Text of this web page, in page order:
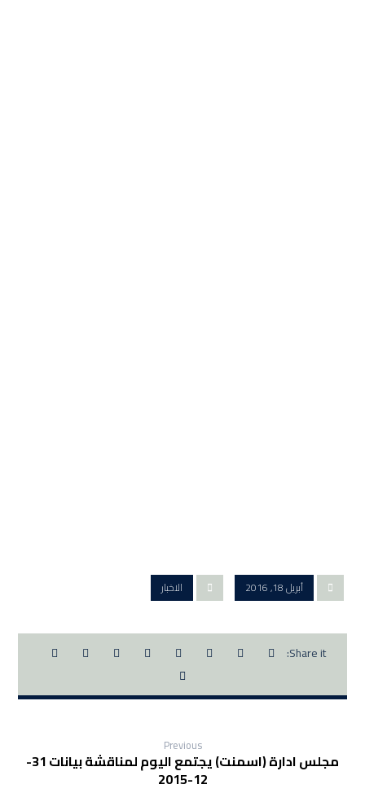
أبريل 18, 2016 الاخبار
Previous
مجلس ادارة (اسمنت) يجتمع اليوم لمناقشة بيانات 31-
12-2015